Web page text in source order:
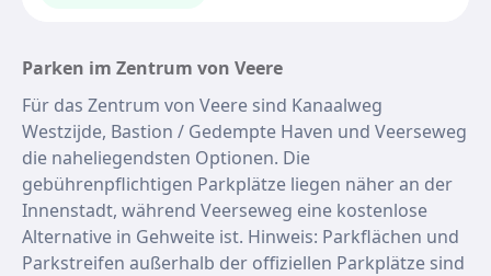
Parken im Zentrum von Veere
Für das Zentrum von Veere sind Kanaalweg
Westzijde, Bastion / Gedempte Haven und Veerseweg
die naheliegendsten Optionen. Die
gebührenpflichtigen Parkplätze liegen näher an der
Innenstadt, während Veerseweg eine kostenlose
Alternative in Gehweite ist. Hinweis: Parkflächen und
Parkstreifen außerhalb der offiziellen Parkplätze sind